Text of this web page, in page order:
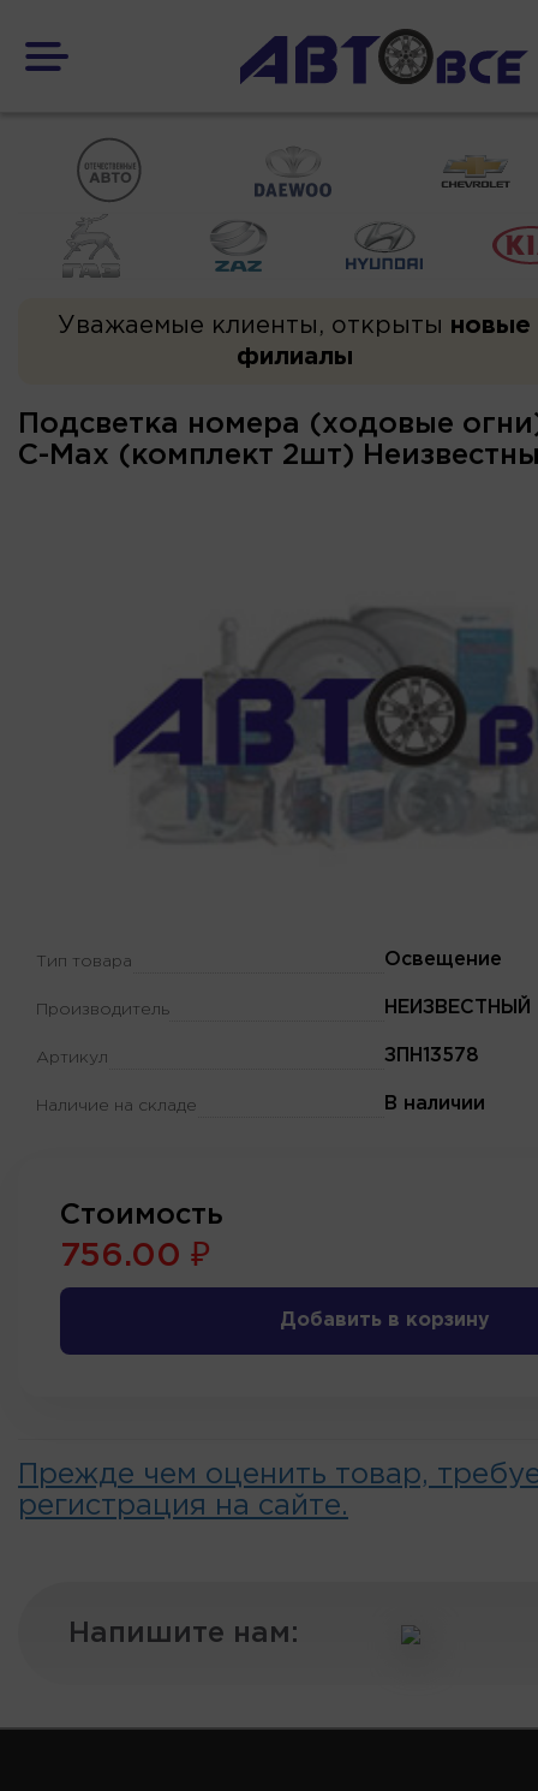
Уважаемые клиенты, открыты новые
филиалы
Подсветка номера (ходовые
C-Max (комплект 2шт)
Тип товара Освещение
Производитель НЕИЗВЕСТНЫЙ
Артикул ЗПН13578
Наличие на складе В наличии
Стоимость
756.00 ₽
Добавить в корзину
Прежде чем оценить товар,
регистрация на сайте.
Напишите нам: